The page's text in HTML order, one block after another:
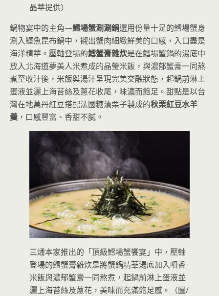
晶華提供）
鍋物宴中的主角—鱈場蟹涮涮鍋選用份量十足的鱈場蟹身
涮入鰹魚昆布鍋中，襯出蟹肉細緻鮮美的口感，入口盡是
海洋精華。壓軸登場的鱈蟹膏雜炊是在鱈場蟹鍋的湯底中
放入北海道夢美人米煮成的晶瑩米飯，與濃郁蟹膏一同熬
煮至收汁後，米飯與湯汁呈現完美交融狀態，起鍋前淋上
蛋液並灑上海苔絲及蔥花收尾，味濃而飽足。甜點是以台
灣在地萬丹紅豆搭配法國糖漬栗子製成的秋栗紅豆水羊
羹 ，口感豐富、香甜不膩。
三燔本家推出的「頂級鱈場蟹饗宴」中，壓軸
登場的鱈蟹膏雜炊是將蟹鍋精華湯底加入噴香
米飯與濃郁蟹膏一同熬煮，起鍋前淋上蛋液並
灑上海苔絲及蔥花，美味而充滿飽足感。（圖/